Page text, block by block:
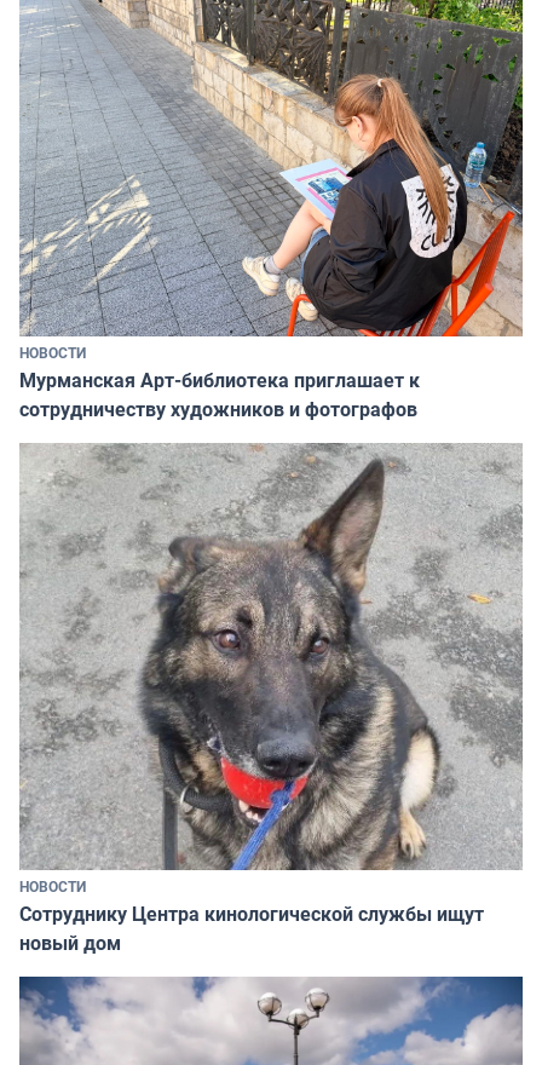
НОВОСТИ
Мурманская Арт-библиотека приглашает к
сотрудничеству художников и фотографов
НОВОСТИ
Сотруднику Центра кинологической службы ищут
новый дом